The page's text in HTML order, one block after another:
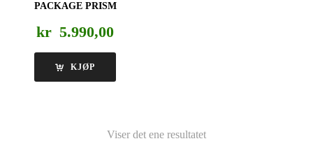
PACKAGE PRISM
kr 5.990,00
KJØP
Viser det ene resultatet